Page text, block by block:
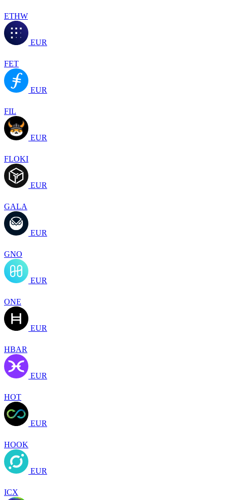
ETHW
EUR
FET
EUR
FIL
EUR
FLOKI
EUR
GALA
EUR
GNO
EUR
ONE
EUR
HBAR
EUR
HOT
EUR
HOOK
EUR
ICX